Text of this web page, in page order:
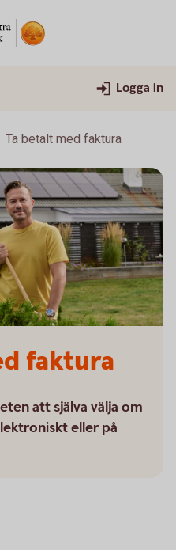
Logga in
Ta betalt med faktura
faktura
att själva välja om
eller på